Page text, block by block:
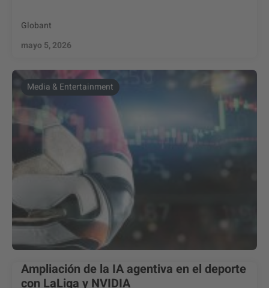
Globant
mayo 5, 2026
Media & Entertainment
Ampliación de la IA agentiva en el deporte
con LaLiga y NVIDIA